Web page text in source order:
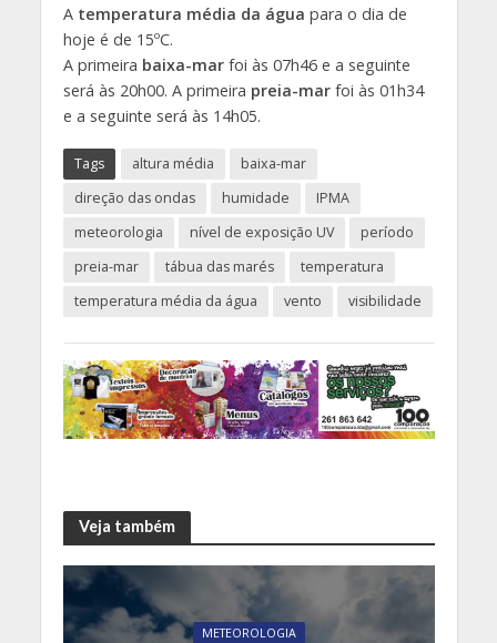
Atemperatura média da água para o dia de
hoje é de 15ºC.
A primeira baixa-marfoi às 07h46 e a seguinte
será às 20h00. A primeira preia-marfoi às 01h34
e a seguinte será às 14h05.
Tags altura média
baixa-mar
direção das ondas
humidade
IPMA
meteorologia
nível de exposição UV
período
preia-mar
tábua das marés
temperatura
temperatura média da água
vento visibilidade
Veja também
METEOROLOGIA